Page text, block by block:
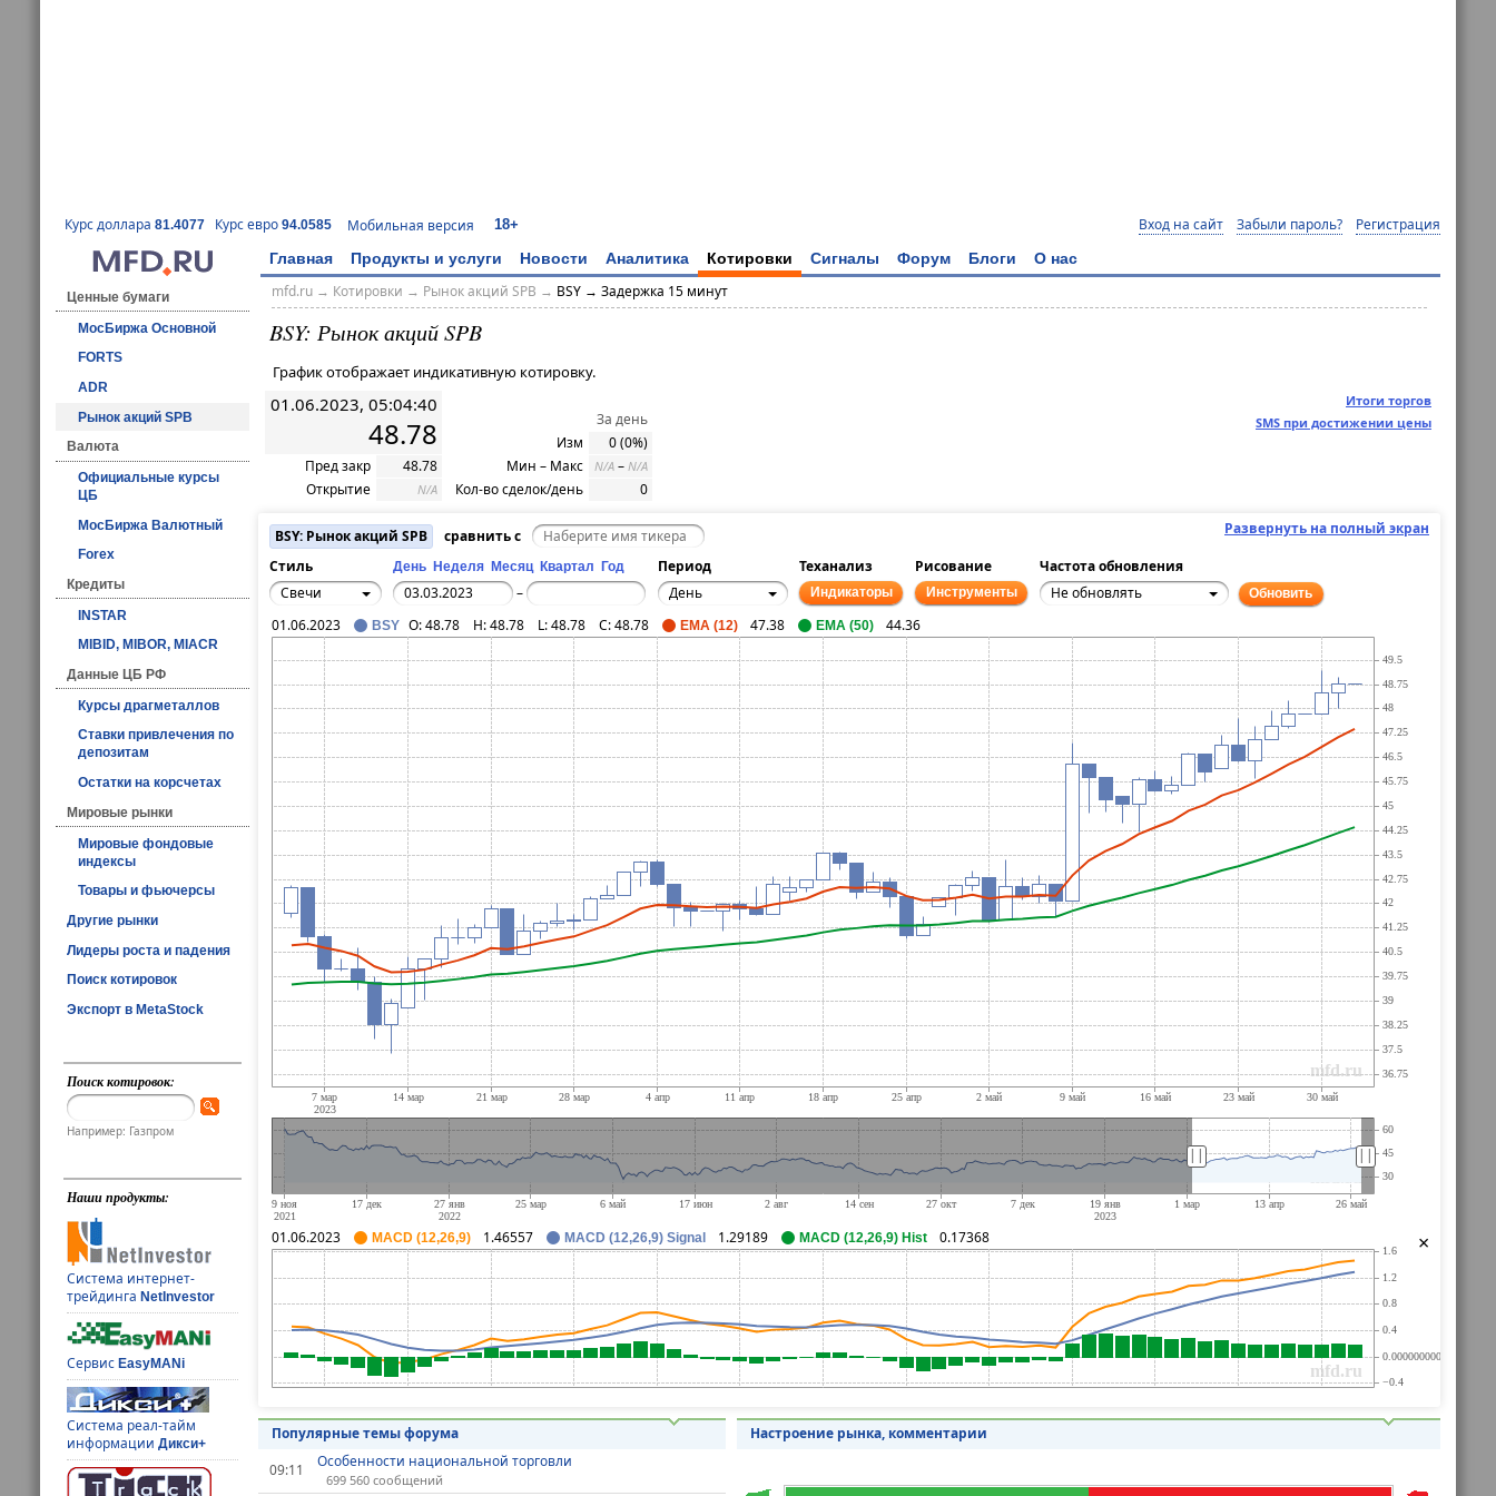
Курс доллара 81.4077 Курс евро 94.0585 Мобильная версия 18+ Вход на сайт Забыли пароль? Регистрация
Главная Продукты и услуги Новости Аналитика Котировки Сигналы Форум Блоги О нас
Ценные бумаги
МосБиржа Основной
FORTS
ADR
Рынок акций SPB
Валюта
Официальные курсы
ЦБ
МосБиржа Валютный
Forex
Кредиты
INSTAR
MIBID, MIBOR, MIACR
Данные ЦБ РФ
Курсы драгметаллов
Ставки привлечения по
депозитам
Остатки на корсчетах
Мировые рынки
Мировые фондовые
индексы
Товары и фьючерсы
Другие рынки
Лидеры роста и падения
Поиск котировок
Экспорт в MetaStock
Поиск котировок:
Например: Газпром
Наши продукты:
Система интернет-
трейдингаNetInvestor
СервисEasyMANi
Система реал-тайм
информацииДикси+
mfd.ru→ Котировки → Рынок акций SPB → BSY → Задержка 15 минут
BSY: Рынок акций SPB
График отображает индикативную котировку.
Итоги торгов
SMS при достижении цены
01.06.2023, 05:04:40
48.78
Пред закр
48.78
Открытие
N/A
За день
Изм
0 (0%)
Мин – Макс
N/A – N/A
Кол-во сделок/день 0
Развернуть на полный экран
BSY: Рынок акций SPB
сравнить с
Стиль
День Неделя Месяц Квартал Год Период Теханализ Рисование
Частота обновления
Свечи
– День Индикаторы Инструменты Не обновлять Обновить
|| ||
×
01.06.2023 BSY O:48.78 H:48.78 L:48.78 C:48.78 EMA (12) 47.38 EMA (50) 44.36
01.06.2023 MACD (12,26,9) 1.46557 MACD (12,26,9) Signal 1.29189 MACD (12,26,9) Hist 0.17368
Популярные темы форума
09:11
Особенности национальной торговли
699 560 сообщений
Настроение рынка, комментарии